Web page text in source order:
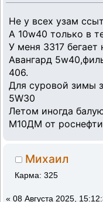
Не у всех узам
А 10w40 только в
У меня 3317
Авангард
406.
Для суровой зимы
5W30
Летом иногда
М10ДМ от
Михаил
Карма: 325
« 08 Августа 2025,